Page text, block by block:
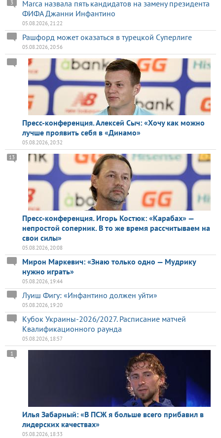
Marca назвала пять кандидатов на замену президента
ФИФА Джанни Инфантино
3
05.08.2026, 21:22
Рашфорд может оказаться в турецкой Суперлиге
05.08.2026, 20:56
Пресс-конференция. Алексей Сыч: «Хочу как можно
лучше проявить себя в «Динамо»
05.08.2026, 20:32
Пресс-конференция. Игорь Костюк: «Карабах» —
непростой соперник. В то же время рассчитываем на
свои силы»
13
05.08.2026, 20:08
Мирон Маркевич: «Знаю только одно — Мудрику
нужно играть»
05.08.2026, 19:44
Луиш Фигу: «Инфантино должен уйти»
05.08.2026, 19:20
Кубок Украины-2026/2027. Расписание матчей
Квалификационного раунда
05.08.2026, 18:57
Илья Забарный: «В ПСЖ я больше всего прибавил в
лидерских качествах»
1
05.08.2026, 18:33